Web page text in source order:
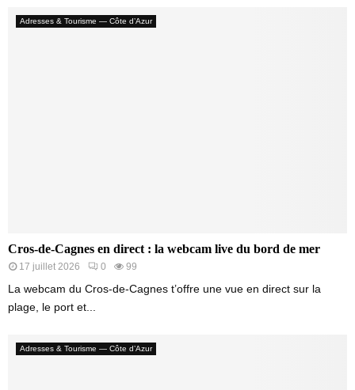
Adresses & Tourisme — Côte d’Azur
Cros-de-Cagnes en direct : la webcam live du bord de mer
17 juillet 2026 0 99
La webcam du Cros-de-Cagnes t’offre une vue en direct sur la
plage, le port et...
Adresses & Tourisme — Côte d’Azur